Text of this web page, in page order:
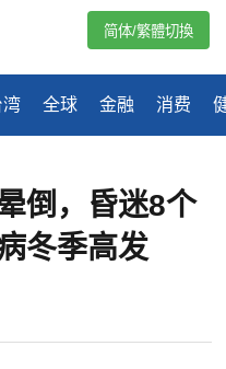
湾 全球 金融 消费
简体/繁體切換
倒，昏迷8个
冬季高发